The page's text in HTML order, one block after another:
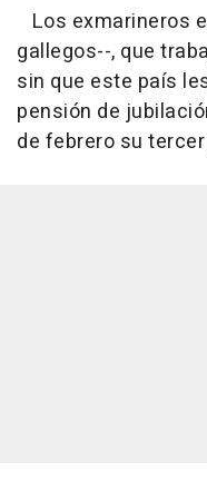
Los exmarineros
gallegos--, que
sin que este país
pensión de
de febrero su